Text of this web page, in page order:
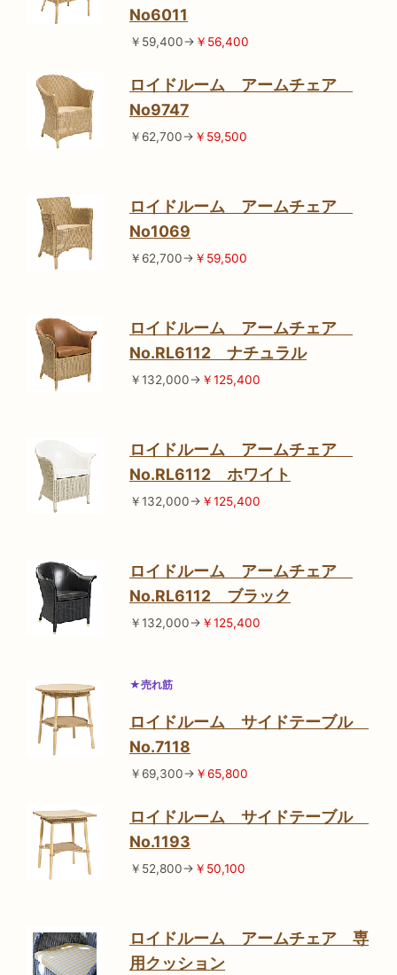
No6011
￥59,400→ ￥56,400
ロイドルーム アームチェア
No9747
￥62,700→ ￥59,500
ロイドルーム アームチェア
No1069
￥62,700→ ￥59,500
ロイドルーム アームチェア
No.RL6112 ナチュラル
￥132,000→ ￥125,400
ロイドルーム アームチェア
No.RL6112 ホワイト
￥132,000→ ￥125,400
ロイドルーム アームチェア
No.RL6112 ブラック
￥132,000→ ￥125,400
★売れ筋
ロイドルーム サイドテーブル
No.7118
￥69,300→ ￥65,800
ロイドルーム サイドテーブル
No.1193
￥52,800→ ￥50,100
ロイドルーム アームチェア 専
用クッション